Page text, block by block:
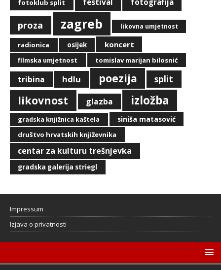
fotoklub split
festival fotografija
proza zagreb likovna umjetnost
radionica osijek koncert
filmska umjetnost tomislav marijan bilosnić
tribina hdlu poezija split
likovnost glazba izložba
gradska knjižnica kaštela siniša matasović
društvo hrvatskih književnika
centar za kulturu trešnjevka
gradska galerija striegl
Impressum
Izjava o privatnosti